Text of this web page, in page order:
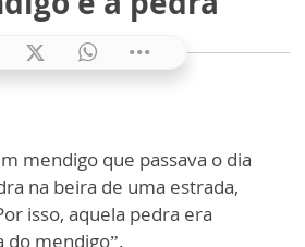
mendigo que passava o dia
na beira de uma estrada,
isso, aquela pedra era
do mendigo”.